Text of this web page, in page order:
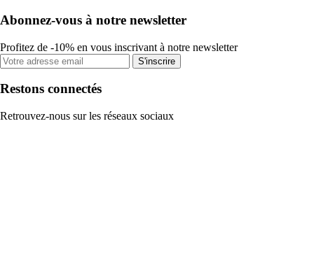
Abonnez-vous à notre newsletter
Profitez de -10% en vous inscrivant à notre newsletter
S'inscrire
Restons connectés
Retrouvez-nous sur les réseaux sociaux